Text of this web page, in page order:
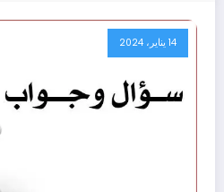
14 يناير، 2024